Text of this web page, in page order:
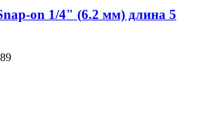
on 1/4" (6.2 мм) длина 5